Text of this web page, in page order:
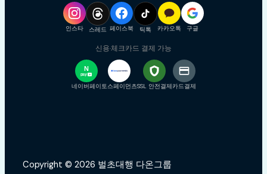
인스타 스레드 페이스북 틱톡 카카오톡 구글
신용·체크카드 결제 가능
N
pay +
네이버페이토스페이먼츠SSL 안전결제카드결제
Copyright © 2026 벌초대행 다온그룹